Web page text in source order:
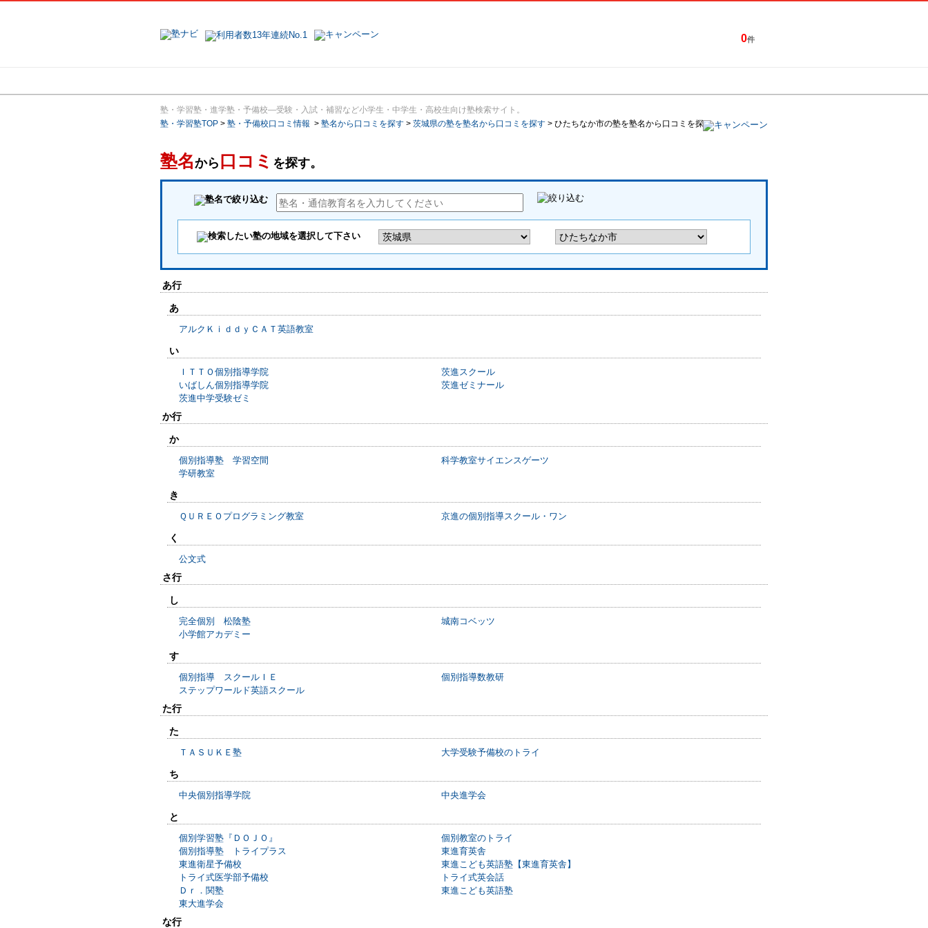
0件
塾・学習塾・進学塾・予備校―受験・入試・補習など小学生・中学生・高校生向け塾検索サイト。
塾・学習塾TOP > 塾・予備校口コミ情報 > 塾名から口コミを探す > 茨城県の塾を塾名から口コミを探す > ひたちなか市の塾を塾名から口コミを探す
塾名から 口コミ を探す。
あ行
あ
アルクＫｉｄｄｙＣＡＴ英語教室
い
ＩＴＴＯ個別指導学院
茨進スクール
いばしん個別指導学院
茨進ゼミナール
茨進中学受験ゼミ
か行
か
個別指導塾 学習空間
科学教室サイエンスゲーツ
学研教室
き
ＱＵＲＥＯプログラミング教室 京進の個別指導スクール・ワン
く
公文式
さ行
し
完全個別 松陰塾
城南コベッツ
小学館アカデミー
す
個別指導 スクールＩＥ
個別指導数教研
ステップワールド英語スクール
た行
た
ＴＡＳＵＫＥ塾 大学受験予備校のトライ
ち
中央個別指導学院 中央進学会
と
個別学習塾『ＤＯＪＯ』
個別教室のトライ
個別指導塾 トライプラス
東進育英舎
東進衛星予備校
東進こども英語塾【東進育英舎】
トライ式医学部予備校
トライ式英会話
Ｄｒ．関塾
東進こども英語塾
東大進学会
な行